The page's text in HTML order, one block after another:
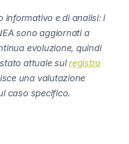
informativo e di analisi: i
sono aggiornati a
evoluzione, quindi
attuale sulregistro
una valutazione
caso specifico.